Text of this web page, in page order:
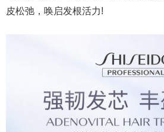
皮松弛，唤启发根活力!